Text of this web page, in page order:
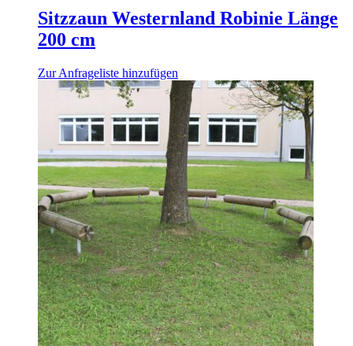
Sitzzaun Westernland Robinie Länge
200 cm
Zur Anfrageliste hinzufügen